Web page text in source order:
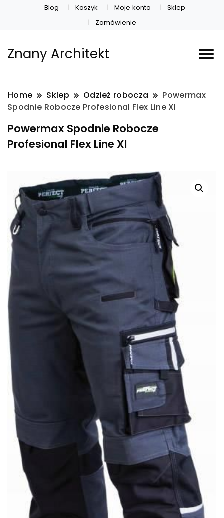
Blog Koszyk Moje konto
Sklep
Zamówienie
Znany Architekt
Home Sklep Odzież robocza
Powermax
Spodnie Robocze Profesional Flex Line Xl
Powermax Spodnie Robocze
Profesional Flex Line Xl